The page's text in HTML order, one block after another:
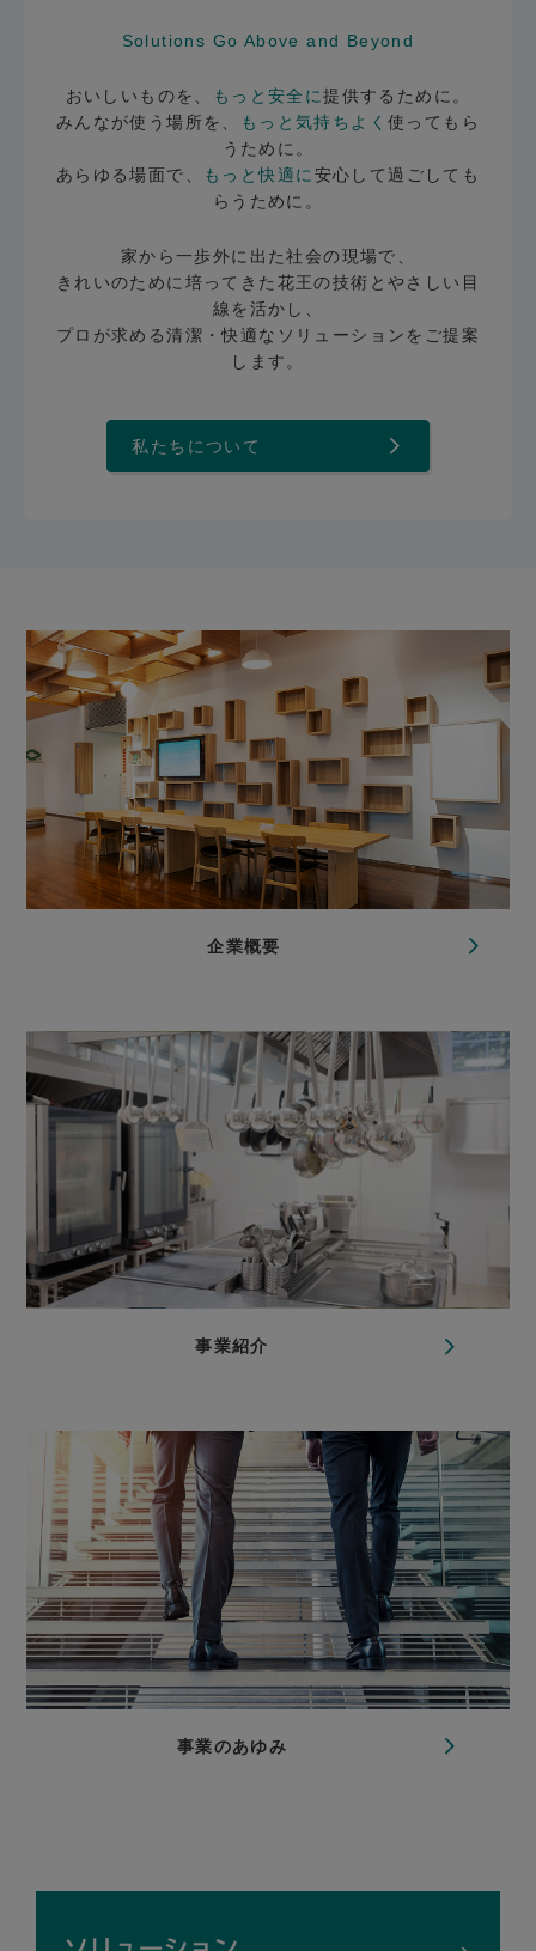
Solutions Go Above and Beyond
おいしいものを、 もっと安全に提供するために。
みんなが使う場所を、
もっと気持ちよく使ってもら
うために。
あらゆる場面で、
もっと快適に安心して過ごしても
らうために。
家から一歩外に出た社会の現場で、
きれいのために培ってきた花王の技術とやさしい目
線を活かし、
プロが求める清潔・快適なソリューションをご提案
します。
私たちについて
企業概要
事業紹介
事業のあゆみ